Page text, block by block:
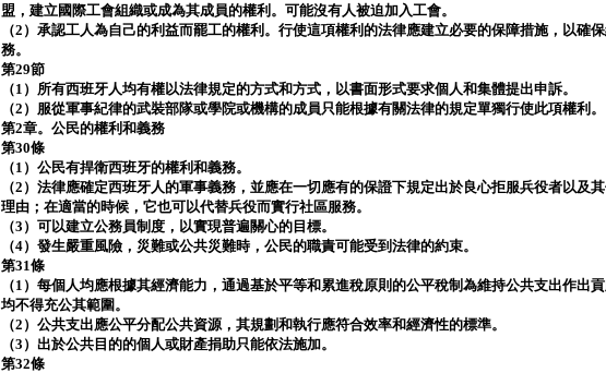
盟，建立國際工會組織或成為其成員的權利。可能沒有人被迫加入工會。
（2）承認工人為自己的利益而罷工的權利。行使這項權利的法律應建立必要的保障措施，以確
務。
第29節
（1）所有西班牙人均有權以法律規定的方式和方式，以書面形式要求個人和集體提出申訴。
（2）服從軍事紀律的武裝部隊或學院或機構的成員只能根據有關法律的規定單獨行使此項權利。
第2章。公民的權利和義務
第30條
（1）公民有捍衛西班牙的權利和義務。
（2）法律應確定西班牙人的軍事義務，並應在一切應有的保證下規定出於良心拒服兵役者以及
理由；在適當的時候，它也可以代替兵役而實行社區服務。
（3）可以建立公務員制度，以實現普遍關心的目標。
（4）發生嚴重風險，災難或公共災難時，公民的職責可能受到法律的約束。
第31條
（1）每個人均應根據其經濟能力，通過基於平等和累進稅原則的公平稅制為維持公共支出作出
均不得充公其範圍。
（2）公共支出應公平分配公共資源，其規劃和執行應符合效率和經濟性的標準。
（3）出於公共目的的個人或財產捐助只能依法施加。
第32條